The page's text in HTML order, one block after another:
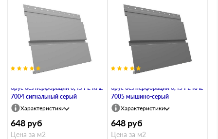
брус без перфорации 0,45 PE RAL
7004 сигнальный серый
Характеристики
648 руб
Цена за м2
брус без перфорации 0,45 PE RAL
7005 мышино-серый
Характеристики
648 руб
Цена за м2